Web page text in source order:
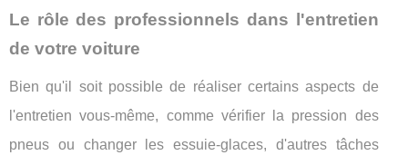
Le rôle des professionnels dans l'entretien
de votre voiture
Bien qu'il soit possible de réaliser certains aspects de
l'entretien vous-même, comme vérifier la pression des
pneus ou changer les essuie-glaces, d'autres tâches